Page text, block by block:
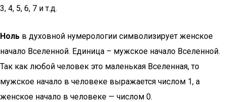
3, 4, 5, 6, 7 и т.д.
Ноль в духовной нумерологии символизирует женское
начало Вселенной. Единица – мужское начало Вселенной.
Так как любой человек это маленькая Вселенная, то
мужское начало в человеке выражается числом 1, а
женское начало в человеке — числом 0.